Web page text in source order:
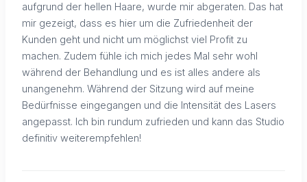
aufgrund der hellen Haare, wurde mir abgeraten. Das hat
mir gezeigt, dass es hier um die Zufriedenheit der
Kunden geht und nicht um möglichst viel Profit zu
machen. Zudem fühle ich mich jedes Mal sehr wohl
während der Behandlung und es ist alles andere als
unangenehm. Während der Sitzung wird auf meine
Bedürfnisse eingegangen und die Intensität des Lasers
angepasst. Ich bin rundum zufrieden und kann das Studio
definitiv weiterempfehlen!